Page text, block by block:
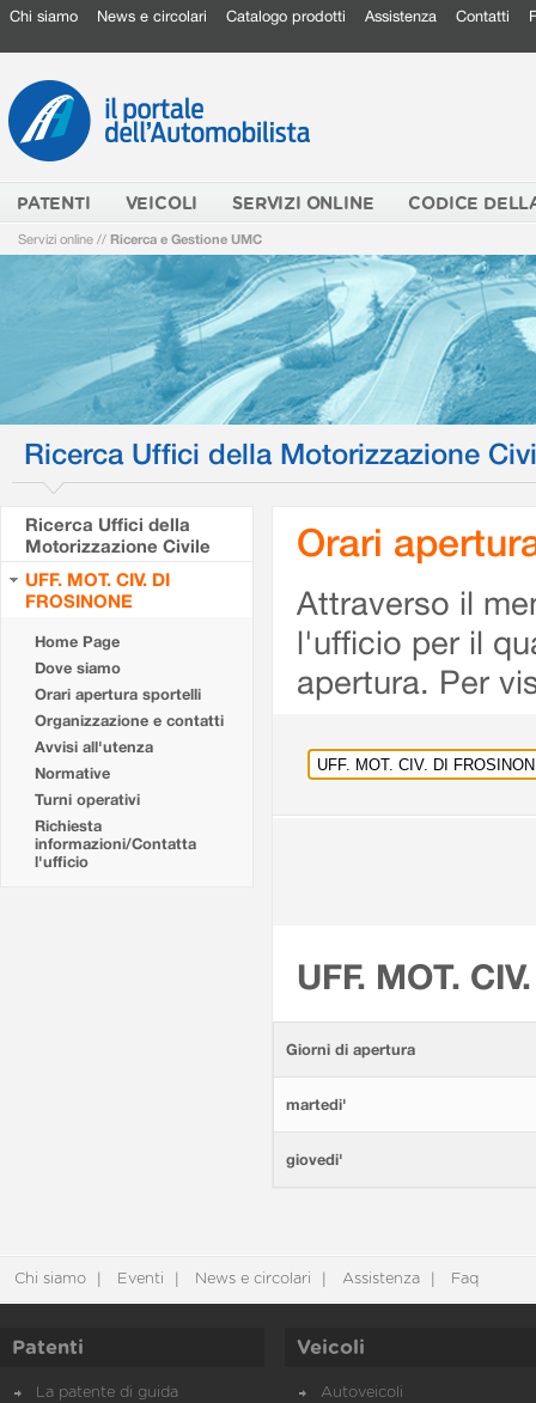
Chi siamo News e circolari Catalogo prodotti Assistenza Contatti
PATENTI VEICOLI SERVIZI ONLINE CODICE
Servizi online // Ricerca e Gestione UMC
Ricerca Uffici della Motorizzazione
Ricerca Uffici della
Motorizzazione Civile
UFF. MOT. CIV. DI
FROSINONE
Home Page
Dove siamo
Orari apertura sportelli
Organizzazione e contatti
Avvisi all'utenza
Normative
Turni operativi
Richiesta
informazioni/Contatta
l'ufficio
Orari
Attraverso il
l'ufficio per il
apertura. Per
UFF. MOT.
Giorni di apertura
martedi'
giovedi'
Chi siamo Eventi News e circolari Assistenza Faq
Patenti
La patente di guida
Veicoli
Autoveicoli